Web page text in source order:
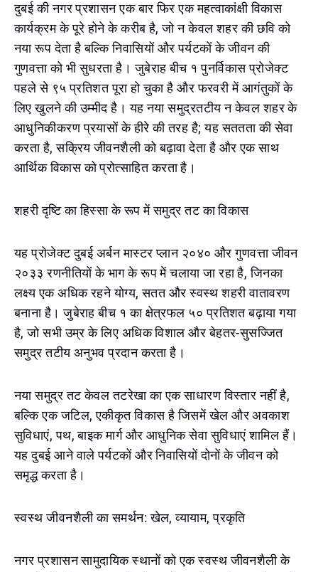
दुबई की नगर प्रशासन एक बार फिर एक महत्वाकांक्षी विकास
कार्यक्रम के पूरे होने के करीब है, जो न केवल शहर की छवि को
नया रूप देता है बल्कि निवासियों और पर्यटकों के जीवन की
गुणवत्ता को भी सुधरता है। जुबेराह बीच १ पुनर्विकास प्रोजेक्ट
पहले से ९५ प्रतिशत पूरा हो चुका है और फरवरी में आगंतुकों के
लिए खुलने की उम्मीद है। यह नया समुद्रतटीय न केवल शहर के
आधुनिकीकरण प्रयासों के हीरे की तरह है; यह सततता की सेवा
करता है, सक्रिय जीवनशैली को बढ़ावा देता है और एक साथ
आर्थिक विकास को प्रोत्साहित करता है।
शहरी दृष्टि का हिस्सा के रूप में समुद्र तट का विकास
यह प्रोजेक्ट दुबई अर्बन मास्टर प्लान २०४० और गुणवत्ता जीवन
२०३३ रणनीतियों के भाग के रूप में चलाया जा रहा है, जिनका
लक्ष्य एक अधिक रहने योग्य, सतत और स्वस्थ शहरी वातावरण
बनाना है। जुबेराह बीच १ का क्षेत्रफल ५० प्रतिशत बढ़ाया गया
है, जो सभी उम्र के लिए अधिक विशाल और बेहतर-सुसज्जित
समुद्र तटीय अनुभव प्रदान करता है।
नया समुद्र तट केवल तटरेखा का एक साधारण विस्तार नहीं है,
बल्कि एक जटिल, एकीकृत विकास है जिसमें खेल और अवकाश
सुविधाएं, पथ, बाइक मार्ग और आधुनिक सेवा सुविधाएं शामिल हैं।
यह दुबई आने वाले पर्यटकों और निवासियों दोनों के जीवन को
समृद्ध करता है।
स्वस्थ जीवनशैली का समर्थन: खेल, व्यायाम, प्रकृति
नगर प्रशासन सामुदायिक स्थानों को एक स्वस्थ जीवनशैली के